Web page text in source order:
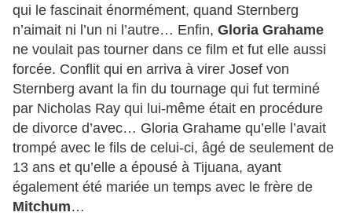
qui le fascinait énormément, quand Sternberg
n’aimait ni l’un ni l’autre… Enfin, Gloria Grahame
ne voulait pas tourner dans ce film et fut elle aussi
forcée. Conflit qui en arriva à virer Josef von
Sternberg avant la fin du tournage qui fut terminé
par Nicholas Ray qui lui-même était en procédure
de divorce d’avec… Gloria Grahame qu’elle l’avait
trompé avec le fils de celui-ci, âgé de seulement de
13 ans et qu’elle a épousé à Tijuana, ayant
également été mariée un temps avec le frère de
Mitchum…